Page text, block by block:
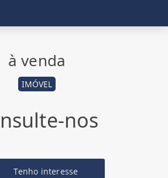
à venda
IMÓVEL
nos
Tenho interesse